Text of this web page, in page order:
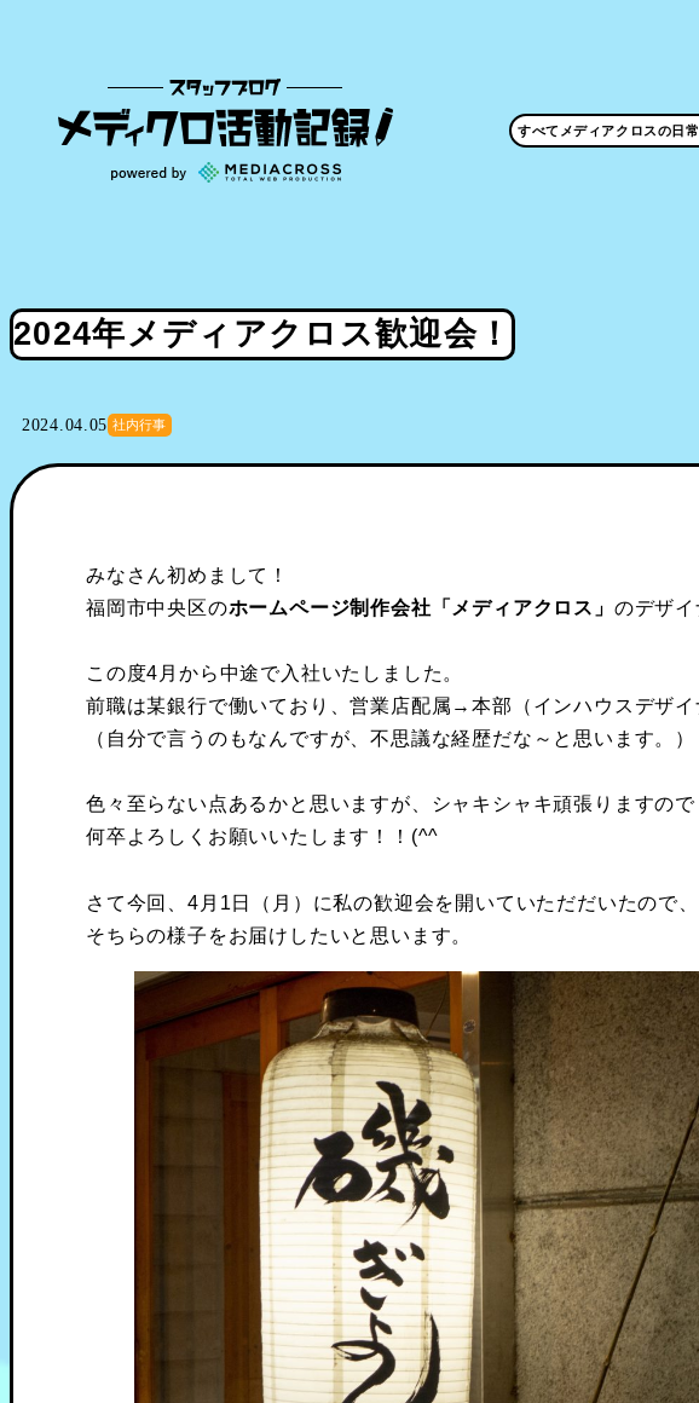
すべて メディアクロスの日常
2024年メディアクロス歓迎会！
2024.04.05 社内行事
みなさん初めまして！
福岡市中央区のホームページ制作会社「メディアクロス」 のデザイ
この度4月から中途で入社いたしました。
前職は某銀行で働いており、営業店配属→本部（インハウスデザイ
（自分で言うのもなんですが、不思議な経歴だな～と思います。）
色々至らない点あるかと思いますが、シャキシャキ頑張りますので
何卒よろしくお願いいたします！！(^^ゞ
さて今回、4月1日（月）に私の歓迎会を開いていただだいたので、
そちらの様子をお届けしたいと思います。